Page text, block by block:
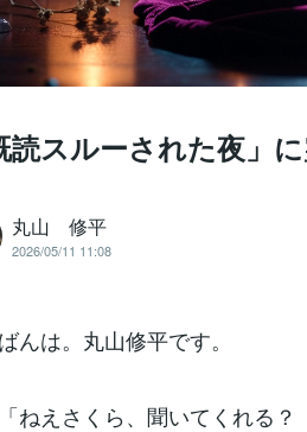
読スルーされた夜」
丸山 修平
2026/05/11 11:08
んは。丸山修平です。
ねえさくら、聞いてくれる？